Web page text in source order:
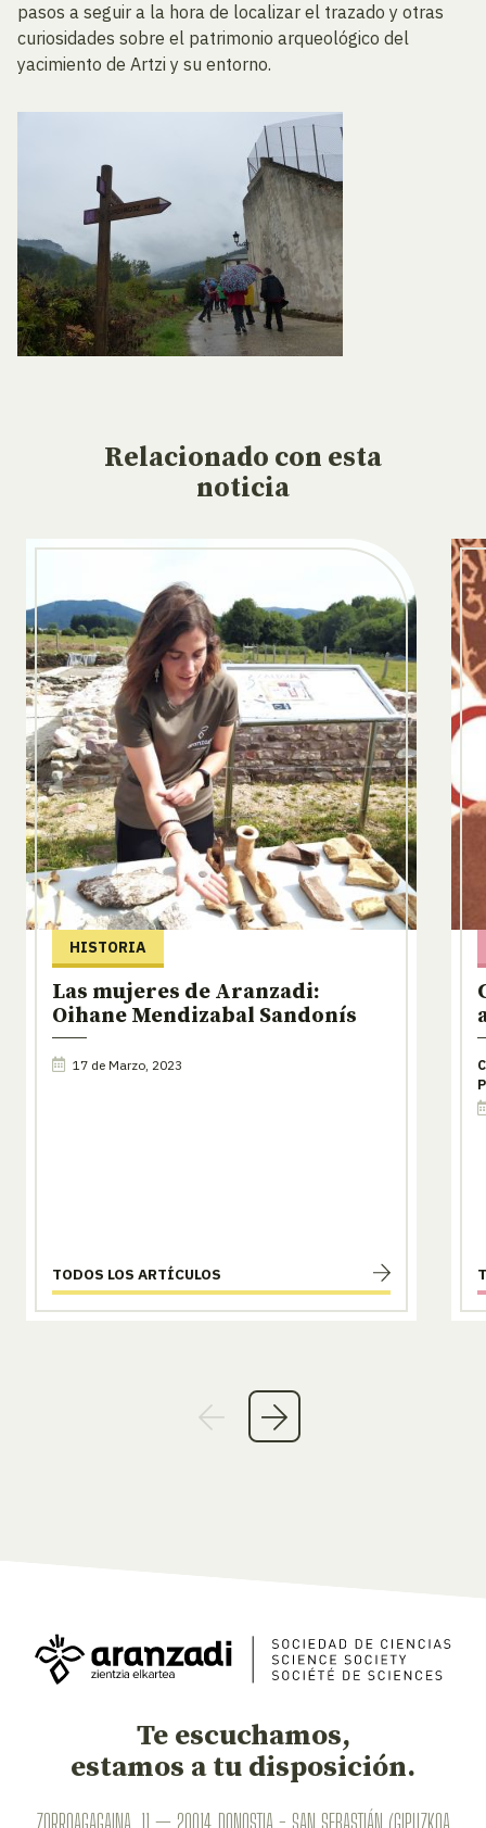
pasos a seguir a la hora de localizar el trazado y otras
curiosidades sobre el patrimonio arqueológico del
yacimiento de Artzi y su entorno.
Relacionado con esta
noticia
HISTORIA
Las mujeres de Aranzadi:
Oihane Mendizabal Sandonís
17 de Marzo, 2023
TODOS LOS ARTÍCULOS
Te escuchamos,
estamos a tu disposición.